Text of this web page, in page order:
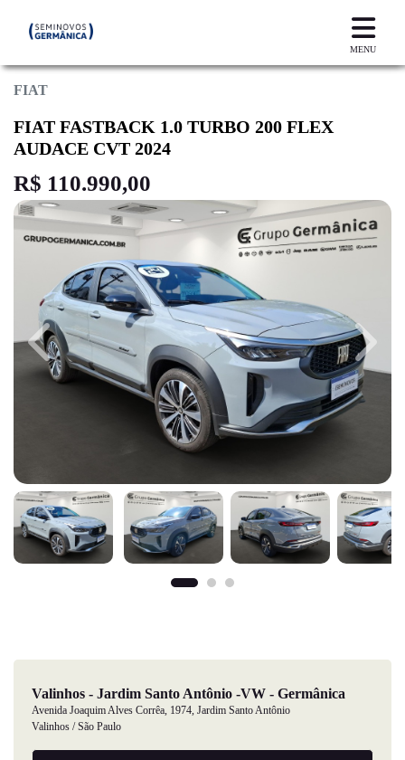
MENU
FIAT
FIAT FASTBACK 1.0 TURBO 200 FLEX
AUDACE CVT 2024
R$ 110.990,00
Previous Next
Valinhos - Jardim Santo Antônio -VW - Germânica
Avenida Joaquim Alves Corrêa, 1974, Jardim Santo Antônio
Valinhos / São Paulo